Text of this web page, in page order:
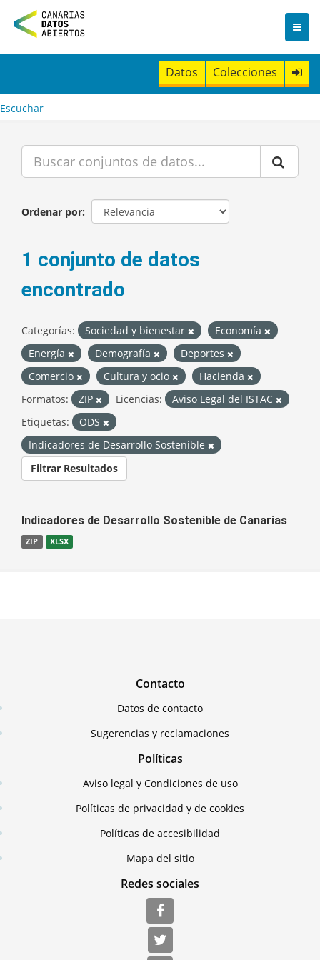
n
t
Datos Colecciones
Escuchar
Ordenar por
1 conjunto de datos
encontrado
Categorías: Sociedad y bienestar
Economía
Energía
Demografía
Deportes
Comercio
Cultura y ocio
Hacienda
Formatos:
ZIP Licencias:
Aviso Legal del ISTAC
Etiquetas:
ODS
Indicadores de Desarrollo Sostenible
Filtrar Resultados
Indicadores de Desarrollo Sostenible de Canarias
ZIP XLSX
Contacto
Datos de contacto
Sugerencias y reclamaciones
Políticas
Aviso legal y Condiciones de uso
Políticas de privacidad y de cookies
Políticas de accesibilidad
Mapa del sitio
Redes sociales